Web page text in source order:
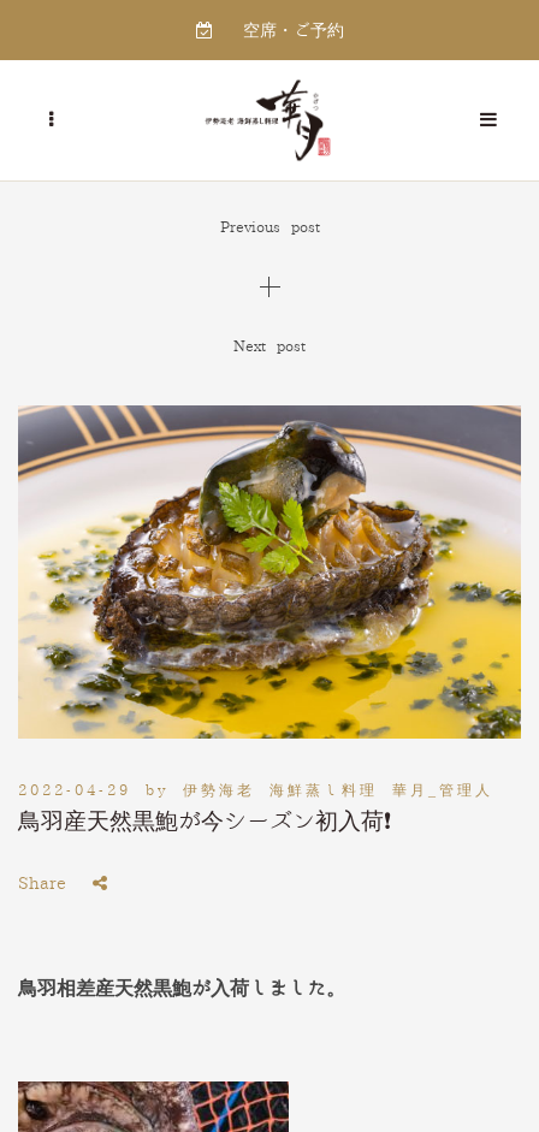
空席・ご予約
Previous post
Next post
2022-04-29 by 伊勢海老 海鮮蒸し料理 華月_管理人
鳥羽産天然黒鮑が今シーズン初入荷❗️
Share
鳥羽相差産天然黒鮑が入荷しました。